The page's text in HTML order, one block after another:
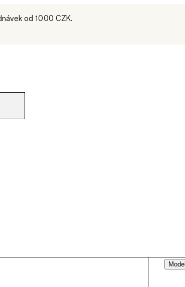
od 1000 CZK.
Model